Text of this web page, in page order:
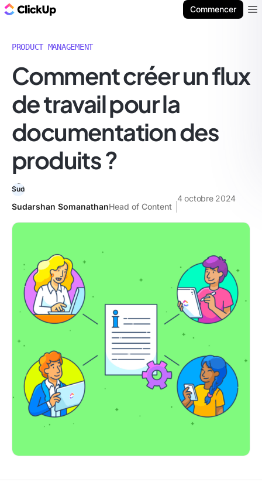
Commencer
PRODUCT MANAGEMENT
Comment créer un flux
de travail pour la
documentation des
produits ?
Sudarshan SomanathanHead of Content
4 octobre 2024